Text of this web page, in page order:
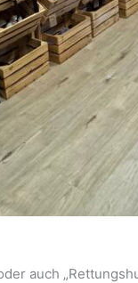
auch